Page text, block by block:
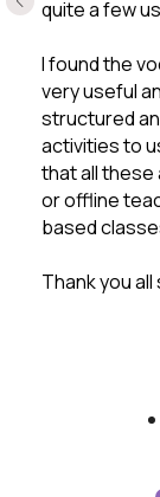
quite a few
I found the
very useful
structured
activities to
that all these
or offline
based
Thank you